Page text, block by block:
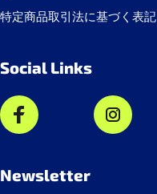
特定商品取引法に基づく表記
Social Links
Newsletter